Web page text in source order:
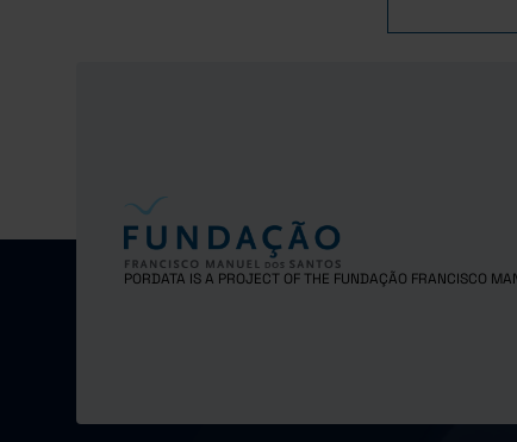
1994
PORDATA IS A PROJECT OF THE FUNDAÇÃO FRANCISCO